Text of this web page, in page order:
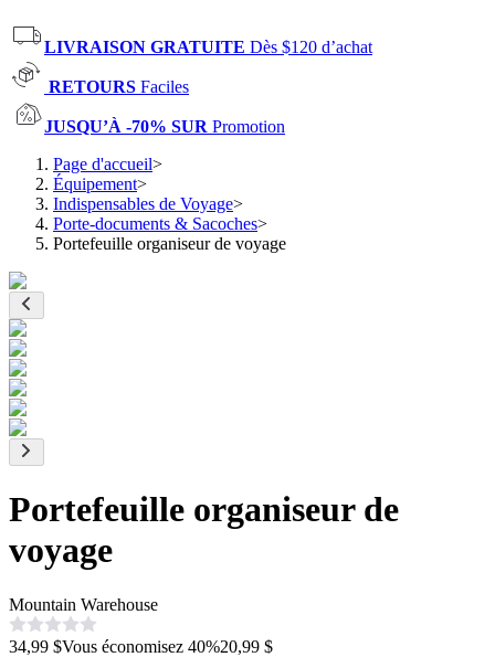
LIVRAISON GRATUITE Dès $120 d’achat
RETOURS Faciles
JUSQU’À -70% SUR Promotion
Page d'accueil>
Équipement>
Indispensables de Voyage>
Porte-documents & Sacoches>
Portefeuille organiseur de voyage
Portefeuille organiseur de
voyage
Mountain Warehouse
34,99 $Vous économisez 40%20,99 $